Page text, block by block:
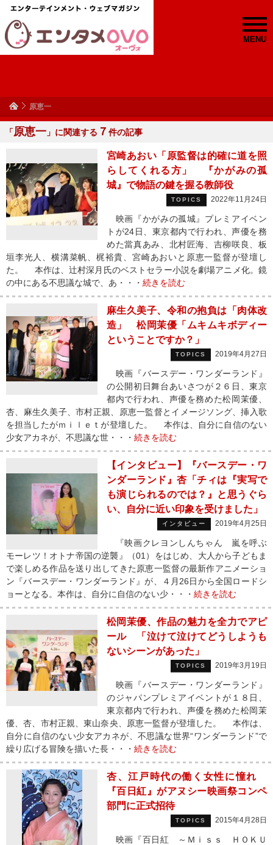
MENU
原恵一
「原恵一 」に関連する ７ 件の記事
宮崎あおい「原監督は的確に道を照
らしてくれる方」 『かがみの孤
城』で物語の鍵を握る教師役
TOPICS 2022年11月24日
映画『かがみの孤城』プレミアイベン
トが24日、東京都内で行われ、声優を務
めた當真あみ、北村匠海、吉柳咲良、板
垣李光人、横溝菜帆、梶裕貴、宮崎あおいと原恵一監督が登壇し
た。 本作は、辻村深月氏のベストセラー小説を劇場アニメ化。鏡
の中にある不思議な城で、あ・・・ 続きを読む
麻生久美子、令和の抱負は「肉体改
造」 松岡茉優「ムキムキボディー
ということですか？」
TOPICS 2019年4月27日
映画『バースデー・ワンダーランド』
の公開初日舞台あいさつが２６日、東京
都内で行われ、声優を務めた松岡茉優、
杏、麻生久美子、市村正親、原恵一監督とイメージソング、挿入歌
を担当したがｍｉｌｅｔが登壇した。 本作は、自分に自信のない
少女アカネが、不思議な世・・・ 続きを読む
【インタビュー】『バースデー・ワ
ンダーランド』杏「チィは『実写で
も演じられるのでは？』と思うぐら
い、自分に近い印象を受けました」
インタビュー 2019年4月25日
『映画クレヨンしんちゃん 嵐を呼ぶ
モーレツ！オトナ帝国の逆襲』（01）をはじめ、大人から子どもま
で楽しめる作品を送り出してきた原恵一監督の最新作アニメーショ
ン『バースデー・ワンダーランド』が、４月26日から全国ロードシ
ョーとなる。本作は、自分に自信のない少・・・ 続きを読む
松岡茉優、作品の魅力を全力でアピ
ール 「泣けて泣けてどうしようも
ないシーンがあった」
TOPICS 2019年3月19日
映画『バースデー・ワンダーランド』
のジャパンプレミアイベントが１８日、
東京都内で行われ、声優を務めた松岡茉
優、杏、市村正親、東山奈央、原恵一監督が登壇した。 本作は、
自分に自信のない少女アカネが、不思議な世界“ワンダーランド”で
繰り広げる冒険を描いた長・・・ 続きを読む
杏、江戸時代の働く女性に憧れ
『百日紅』がアヌシー映画祭コンペ
部門に正式招待
TOPICS 2015年4月28日
映画『百日紅 ～Ｍｉｓｓ ＨＯＫＵ